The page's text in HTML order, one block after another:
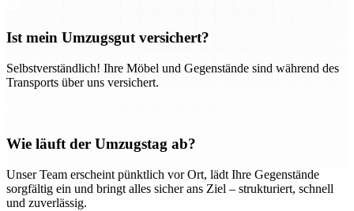
Ist mein Umzugsgut versichert?
Selbstverständlich! Ihre Möbel und Gegenstände sind während des
Transports über uns versichert.
Wie läuft der Umzugstag ab?
Unser Team erscheint pünktlich vor Ort, lädt Ihre Gegenstände
sorgfältig ein und bringt alles sicher ans Ziel – strukturiert, schnell
und zuverlässig.